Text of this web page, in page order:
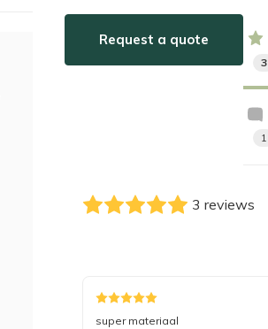
Request a quote
3
1
3 reviews
super materiaal